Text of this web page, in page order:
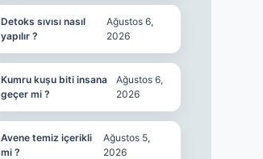
Detoks sıvısı nasıl
yapılır ?
Ağustos 6,
2026
Kumru kuşu biti insana
geçer mi ?
Ağustos 6,
2026
Avene temiz içerikli
mi ?
Ağustos 5,
2026